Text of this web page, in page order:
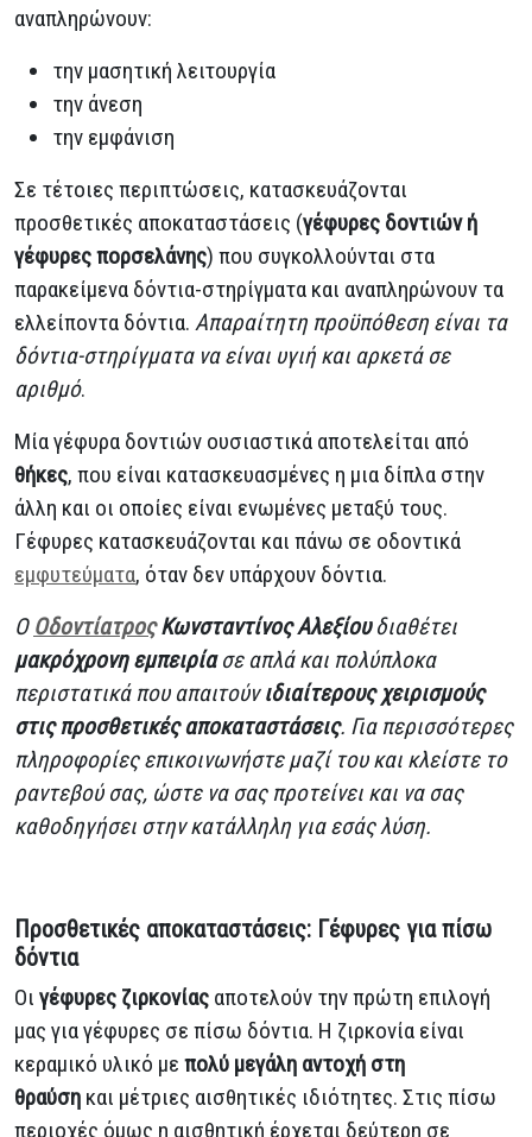
αναπληρώνουν:
την μασητική λειτουργία
την άνεση
την εμφάνιση
Σε τέτοιες περιπτώσεις, κατασκευάζονται
προσθετικές αποκαταστάσεις (γέφυρες δοντιών ή
γέφυρες πορσελάνης) που συγκολλούνται στα
παρακείμενα δόντια-στηρίγματα και αναπληρώνουν τα
ελλείποντα δόντια. Απαραίτητη προϋπόθεση είναι τα
δόντια-στηρίγματα να είναι υγιή και αρκετά σε
αριθμό.
Μία γέφυρα δοντιών ουσιαστικά αποτελείται από
θήκες, που είναι κατασκευασμένες η μια δίπλα στην
άλλη και οι οποίες είναι ενωμένες μεταξύ τους.
Γέφυρες κατασκευάζονται και πάνω σε οδοντικά
εμφυτεύματα, όταν δεν υπάρχουν δόντια.
Ο ΟδοντίατροςΚωνσταντίνος Αλεξίουδιαθέτει
μακρόχρονη εμπειρίασε απλά και πολύπλοκα
περιστατικά που απαιτούνιδιαίτερους χειρισμούς
στις προσθετικές αποκαταστάσεις. Για περισσότερες
πληροφορίες επικοινωνήστε μαζί του και κλείστε το
ραντεβού σας, ώστε να σας προτείνει και να σας
καθοδηγήσει στην κατάλληλη για εσάς λύση.
Προσθετικές αποκαταστάσεις: Γέφυρες για πίσω
δόντια
Οι γέφυρες ζιρκονίας αποτελούν την πρώτη επιλογή
μας για γέφυρες σε πίσω δόντια. Η ζιρκονία είναι
κεραμικό υλικό με πολύ μεγάλη αντοχή στη
θραύση και μέτριες αισθητικές ιδιότητες. Στις πίσω
περιοχές όμως η αισθητική έρχεται δεύτερη σε